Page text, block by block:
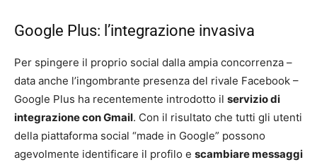
Google Plus: l’integrazione invasiva
Per spingere il proprio social dalla ampia concorrenza –
data anche l’ingombrante presenza del rivale Facebook –
Google Plus ha recentemente introdotto il servizio di
integrazione con Gmail. Con il risultato che tutti gli utenti
della piattaforma social “made in Google” possono
agevolmente identificare il profilo e scambiare messaggi